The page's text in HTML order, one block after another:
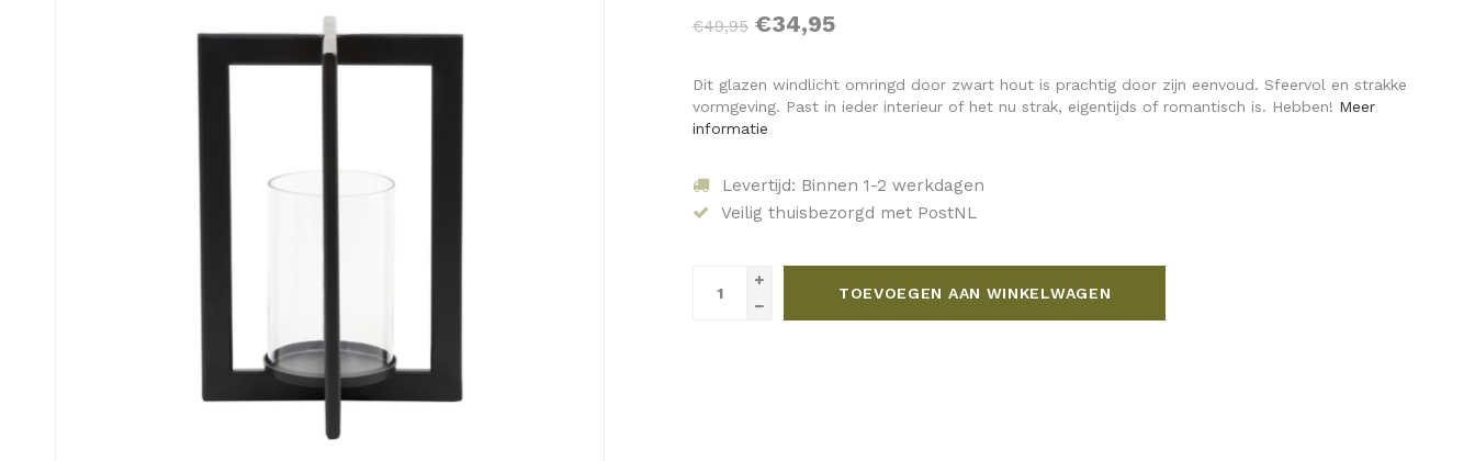
€49,95€34,95
Dit glazen windlicht omringd door zwart hout is prachtig door zijn eenvoud. Sfeervol en strakke
vormgeving. Past in ieder interieur of het nu strak, eigentijds of romantisch is. Hebben! Meer
informatie
Levertijd: Binnen 1-2 werkdagen
Veilig thuisbezorgd met PostNL
TOEVOEGEN AAN WINKELWAGEN